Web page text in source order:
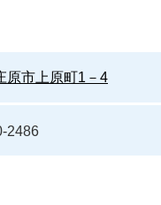
原市上原町1－4
2486